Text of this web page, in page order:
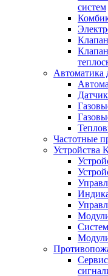
систем
Автоматика
Частотные
Устройства